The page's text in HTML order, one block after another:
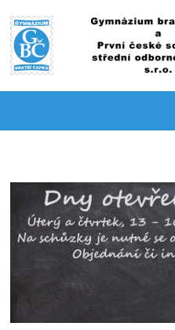
stránka